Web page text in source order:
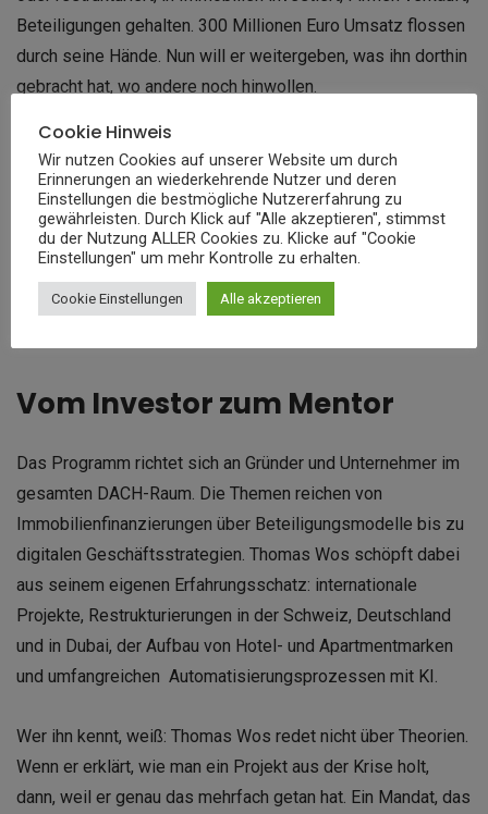
Beteiligungen gehalten. 300 Millionen Euro Umsatz flossen
durch seine Hände. Nun will er weitergeben, was ihn dorthin
gebracht hat, wo andere noch hinwollen.
Trotzdem startet er jetzt das neue Coaching-Programm. Ein
Widerspruch ist das nicht. Denn im Kern geht es nicht um
Motivation oder Mindset, sondern um handfeste
Strategien. Wos will zeigen, wie Entscheidungen in der
Praxis funktionieren, wenn es wirklich um etwas geht. Nicht
Vom Investor zum Mentor
Das Programm richtet sich an Gründer und Unternehmer im
gesamten DACH-Raum. Die Themen reichen von
Immobilienfinanzierungen über Beteiligungsmodelle bis zu
digitalen Geschäftsstrategien. Thomas Wos schöpft dabei
aus seinem eigenen Erfahrungsschatz: internationale
Projekte, Restrukturierungen in der Schweiz, Deutschland
und in Dubai, der Aufbau von Hotel- und Apartmentmarken
und umfangreichen Automatisierungsprozessen mit KI.
Wer ihn kennt, weiß: Thomas Wos redet nicht über Theorien.
Wenn er erklärt, wie man ein Projekt aus der Krise holt,
dann, weil er genau das mehrfach getan hat. Ein Mandat, das
Cookie Hinweis
Wir nutzen Cookies auf unserer Website um durch
Erinnerungen an wiederkehrende Nutzer und deren
Einstellungen die bestmögliche Nutzererfahrung zu
gewährleisten. Durch Klick auf "Alle akzeptieren", stimmst
du der Nutzung ALLER Cookies zu. Klicke auf "Cookie
Einstellungen" um mehr Kontrolle zu erhalten.
Cookie Einstellungen Alle akzeptieren